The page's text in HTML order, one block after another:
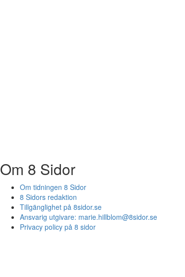
Om 8 Sidor
Om tidningen 8 Sidor
8 Sidors redaktion
Tillgänglighet på 8sidor.se
Ansvarig utgivare: marie.hillblom@8sidor.se
Privacy policy på 8 sidor